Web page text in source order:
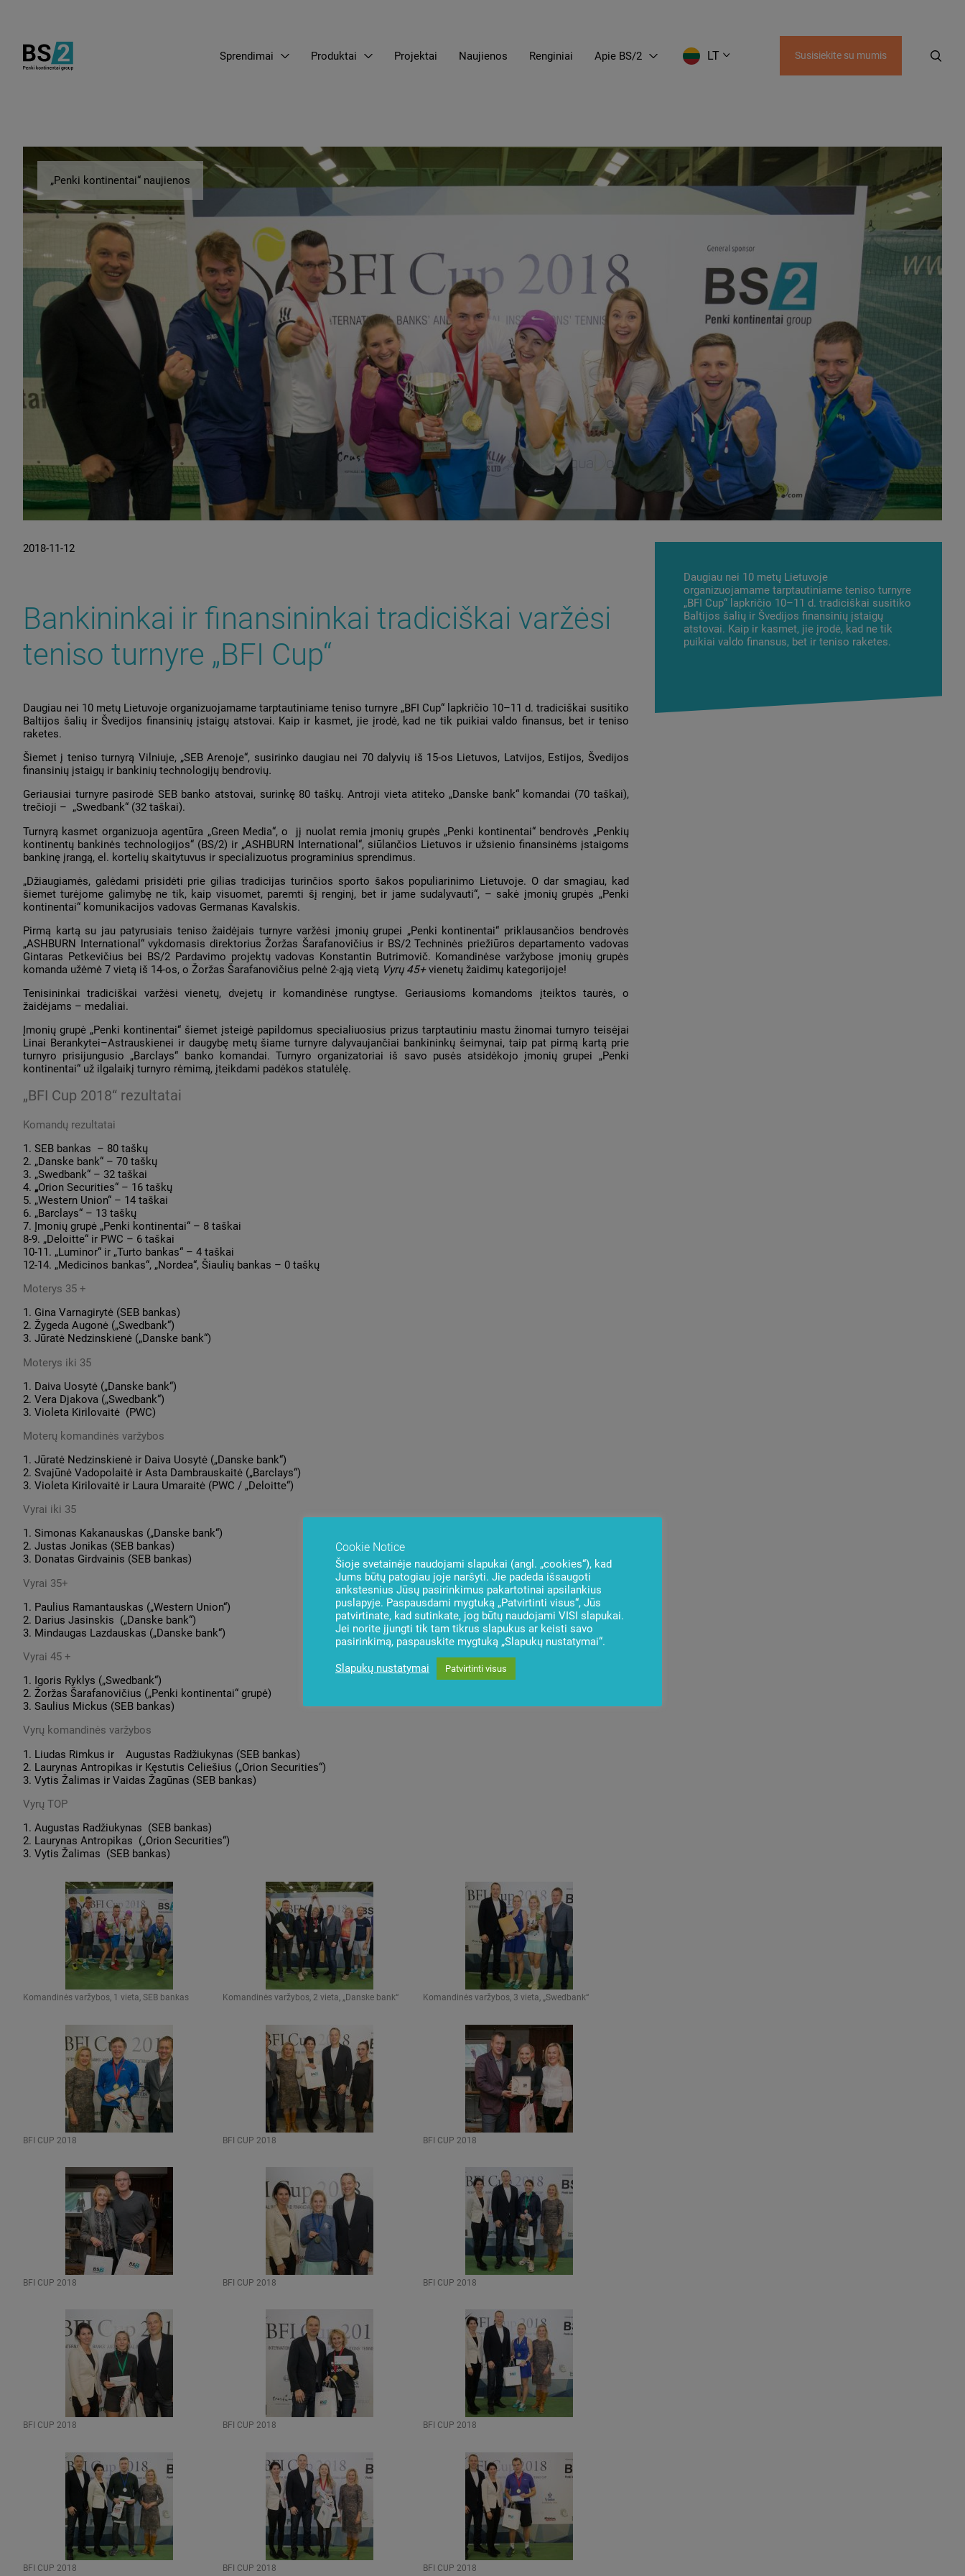
Sprendimai Produktai Projektai Naujienos Renginiai Apie BS/2 LT Susisiekite su mumis
„Penki kontinentai“ naujienos
2018-11-12
Bankininkai ir finansininkai tradiciškai varžėsi
teniso turnyre „BFI Cup“
Daugiau nei 10 metų Lietuvoje organizuojamame tarptautiniame teniso turnyre „BFI Cup“ lapkričio 10–11 d. tradiciškai susitiko
Baltijos šalių ir Švedijos finansinių įstaigų atstovai. Kaip ir kasmet, jie įrodė, kad ne tik puikiai valdo finansus, bet ir teniso
raketes.
Šiemet į teniso turnyrą Vilniuje, „SEB Arenoje“, susirinko daugiau nei 70 dalyvių iš 15-os Lietuvos, Latvijos, Estijos, Švedijos
finansinių įstaigų ir bankinių technologijų bendrovių.
Geriausiai turnyre pasirodė SEB banko atstovai, surinkę 80 taškų. Antroji vieta atiteko „Danske bank“ komandai (70 taškai),
trečioji – „Swedbank“ (32 taškai).
Turnyrą kasmet organizuoja agentūra „Green Mediа“, o jį nuolat remia įmonių grupės „Penki kontinentai“ bendrovės „Penkių
kontinentų bankinės technologijos“ (BS/2) ir „ASHBURN International“, siūlančios Lietuvos ir užsienio finansinėms įstaigoms
bankinę įrangą, el. kortelių skaitytuvus ir specializuotus programinius sprendimus.
„Džiaugiamės, galėdami prisidėti prie gilias tradicijas turinčios sporto šakos populiarinimo Lietuvoje. O dar smagiau, kad
šiemet turėjome galimybę ne tik, kaip visuomet, paremti šį renginį, bet ir jame sudalyvauti“, – sakė įmonių grupės „Penki
kontinentai“ komunikacijos vadovas Germanas Kavalskis.
Pirmą kartą su jau patyrusiais teniso žaidėjais turnyre varžėsi įmonių grupei „Penki kontinentai“ priklausančios bendrovės
„ASHBURN International“ vykdomasis direktorius Žoržas Šarafanovičius ir BS/2 Techninės priežiūros departamento vadovas
Gintaras Petkevičius bei BS/2 Pardavimo projektų vadovas Konstantin Butrimovič. Komandinėse varžybose įmonių grupės
komanda užėmė 7 vietą iš 14-os, o Žoržas Šarafanovičius pelnė 2-ąją vietą Vyrų 45+vienetų žaidimų kategorijoje!
Tenisininkai tradiciškai varžėsi vienetų, dvejetų ir komandinėse rungtyse. Geriausioms komandoms įteiktos taurės, o
žaidėjams – medaliai.
Įmonių grupė „Penki kontinentai“ šiemet įsteigė papildomus specialiuosius prizus tarptautiniu mastu žinomai turnyro teisėjai
Linai Berankytei–Astrauskienei ir daugybę metų šiame turnyre dalyvaujančiai bankininkų šeimynai, taip pat pirmą kartą prie
turnyro prisijungusio „Barclays“ banko komandai. Turnyro organizatoriai iš savo pusės atsidėkojo įmonių grupei „Penki
kontinentai“ už ilgalaikį turnyro rėmimą, įteikdami padėkos statulėlę.
„BFI Cup 2018“ rezultatai
Komandų rezultatai
1. SEB bankas – 80 taškų
2. „Danske bank“ – 70 taškų
3. „Swedbank“ – 32 taškai
4. „Orion Securities“ – 16 taškų
5. „Western Union“ – 14 taškai
6. „Barclays“ – 13 taškų
7. Įmonių grupė „Penki kontinentai“ – 8 taškai
8-9. „Deloitte“ ir PWC – 6 taškai
10-11. „Luminor“ ir „Turto bankas“ – 4 taškai
12-14. „Medicinos bankas“, „Nordea“, Šiaulių bankas – 0 taškų
Moterys 35 +
1. Gina Varnagirytė (SEB bankas)
2. Žygeda Augonė („Swedbank“)
3. Jūratė Nedzinskienė („Danske bank“)
Moterys iki 35
1. Daiva Uosytė („Danske bank“)
2. Vera Djakova („Swedbank“)
3. Violeta Kirilovaitė (PWC)
Moterų komandinės varžybos
1. Jūratė Nedzinskienė ir Daiva Uosytė („Danske bank“)
2. Svajūnė Vadopolaitė ir Asta Dambrauskaitė („Barclays“)
3. Violeta Kirilovaitė ir Laura Umaraitė (PWC / „Deloitte“)
Vyrai iki 35
1. Simonas Kakanauskas („Danske bank“)
2. Justas Jonikas (SEB bankas)
3. Donatas Girdvainis (SEB bankas)
Vyrai 35+
1. Paulius Ramantauskas („Western Union“)
2. Darius Jasinskis („Danske bank“)
3. Mindaugas Lazdauskas („Danske bank“)
Vyrai 45 +
1. Igoris Ryklys („Swedbank“)
2. Žoržas Šarafanovičius („Penki kontinentai“ grupė)
3. Saulius Mickus (SEB bankas)
Vyrų komandinės varžybos
1. Liudas Rimkus ir Augustas Radžiukynas (SEB bankas)
2. Laurynas Antropikas ir Kęstutis Celiešius („Orion Securities“)
3. Vytis Žalimas ir Vaidas Žagūnas (SEB bankas)
Vyrų TOP
1. Augustas Radžiukynas (SEB bankas)
2. Laurynas Antropikas („Orion Securities“)
3. Vytis Žalimas (SEB bankas)
Komandinės varžybos, 1 vieta, SEB bankas Komandinės varžybos, 2 vieta, „Danske bank“ Komandinės varžybos, 3 vieta, „Swedbank“
BFI CUP 2018 BFI CUP 2018 BFI CUP 2018
BFI CUP 2018 BFI CUP 2018 BFI CUP 2018
BFI CUP 2018 BFI CUP 2018 BFI CUP 2018
BFI CUP 2018 BFI CUP 2018 BFI CUP 2018
Daugiau nei 10 metų Lietuvoje
organizuojamame tarptautiniame teniso turnyre
„BFI Cup“ lapkričio 10–11 d. tradiciškai susitiko
Baltijos šalių ir Švedijos finansinių įstaigų
atstovai. Kaip ir kasmet, jie įrodė, kad ne tik
puikiai valdo finansus, bet ir teniso raketes.
Cookie Notice
Šioje svetainėje naudojami slapukai (angl. „cookies“), kad
Jums būtų patogiau joje naršyti. Jie padeda išsaugoti
ankstesnius Jūsų pasirinkimus pakartotinai apsilankius
puslapyje. Paspausdami mygtuką „Patvirtinti visus“, Jūs
patvirtinate, kad sutinkate, jog būtų naudojami VISI slapukai.
Jei norite įjungti tik tam tikrus slapukus ar keisti savo
pasirinkimą, paspauskite mygtuką „Slapukų nustatymai“.
Slapukų nustatymai Patvirtinti visus